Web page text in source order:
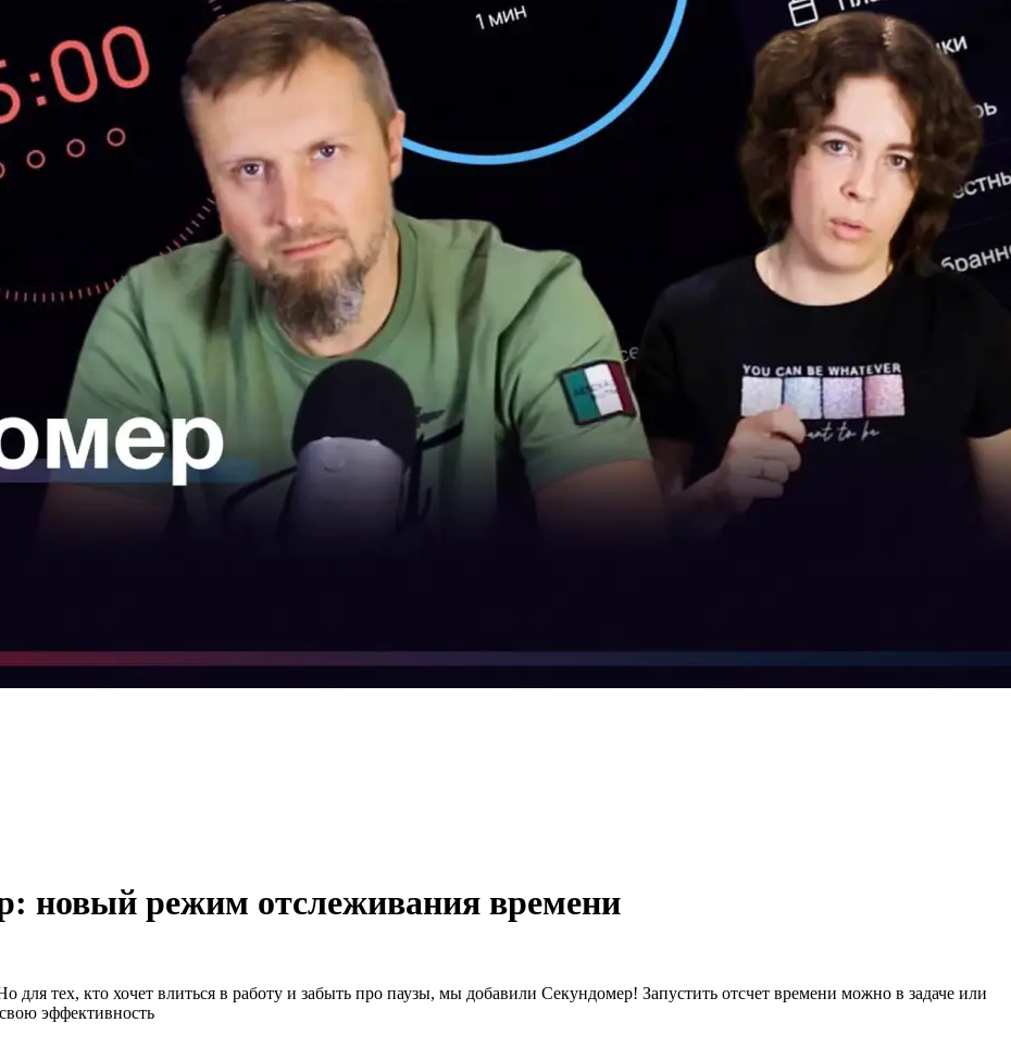
новый режим отслеживания времени
тех, кто хочет влиться в работу и забыть про паузы, мы добавили Секундомер! Запустить отсчет времени можно в задаче или
эффективность